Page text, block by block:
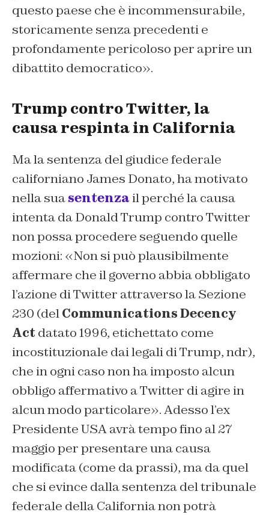
questo paese che è incommensurabile,
storicamente senza precedenti e
profondamente pericoloso per aprire un
dibattito democratico».
Trump contro Twitter, la
causa respinta in California
Ma la sentenza del giudice federale
californiano James Donato, ha motivato
nella suasentenzail perché la causa
intenta da Donald Trump contro Twitter
non possa procedere seguendo quelle
mozioni: «Non si può plausibilmente
affermare che il governo abbia obbligato
l’azione di Twitter attraverso la Sezione
230 (delCommunications Decency
Act datato 1996, etichettato come
incostituzionale dai legali di Trump,ndr),
che in ogni caso non ha imposto alcun
obbligo affermativo a Twitter di agire in
alcun modo particolare». Adesso l’ex
Presidente USA avrà tempo fino al 27
maggio per presentare una causa
modificata (come da prassi), ma da quel
che si evince dalla sentenza del tribunale
federale della California non potrà